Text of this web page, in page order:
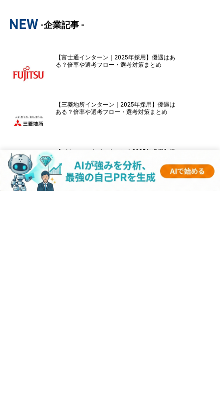
NEW -企業記事 -
【富士通インターン｜2025年採用】優遇はあ
る？倍率や選考フロー・選考対策まとめ
【三菱地所インターン｜2025年採用】優遇は
ある？倍率や選考フロー・選考対策まとめ
【パナソニックインターン｜2025年採用】優
遇はある？倍率や選考フロー・選考対策まと
め